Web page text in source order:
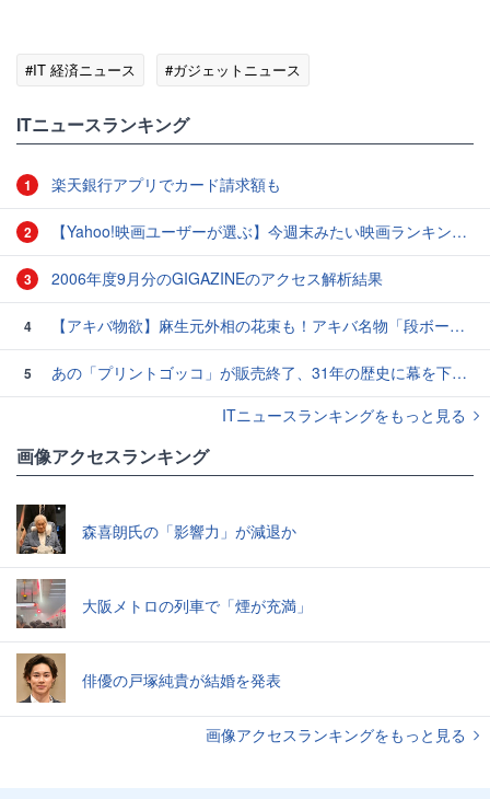
#IT 経済ニュース #ガジェットニュース
ITニュースランキング
1 楽天銀行アプリでカード請求額も
2 【Yahoo!映画ユーザーが選ぶ】今週末みたい映画ランキング（11月2日付） ファン待望のシリーズ第3弾『マイティ・ソー バトルロイヤル』が公開！
3 2006年度9月分のGIGAZINEのアクセス解析結果
4 【アキバ物欲】麻生元外相の花束も！アキバ名物「段ボール肉まん」を食べてみた
5
あの「プリントゴッコ」が販売終了、31年の歴史に幕を下ろす
ITニュースランキングをもっと見る
画像アクセスランキング
森喜朗氏の「影響力」が減退か
大阪メトロの列車で「煙が充満」
俳優の戸塚純貴が結婚を発表
画像アクセスランキングをもっと見る